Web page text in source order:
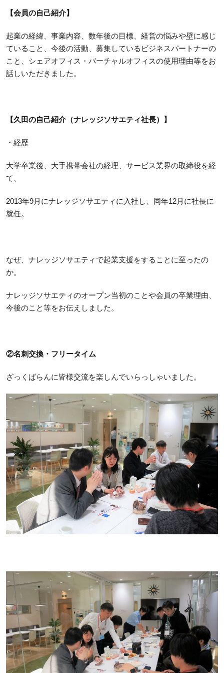
【会員の自己紹介】
起業の経緯、事業内容、数年後の目標、経営の悩みや壁に感じ
ていること、今後の活動、募集しているビジネスパートナーの
こと、シェアオフィス・バーチャルオフィスの使用理由等をお
話しいただきました。
【久田の自己紹介（ナレッジソサエティ社長）】
・経歴
大学卒業後、大手携帯会社の経理、サービス業界の取締役を経
て、
2013年9月にナレッジソサエティに入社し、同年12月に社長に
就任。
なぜ、ナレッジソサエティで起業支援をすることに至ったの
か。
ナレッジソサエティのオープン当初のことや会員の卒業理由、
今後のこと等をお伝えしました。
②名刺交換・フリータイム
ざっくばらんに皆様交流を楽しんでいらっしゃいました。